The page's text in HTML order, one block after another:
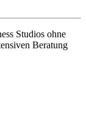
Studios ohne
Beratung